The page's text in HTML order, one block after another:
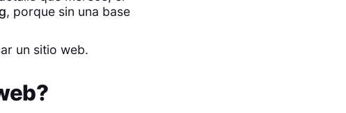
, porque sin una base
un sitio web.